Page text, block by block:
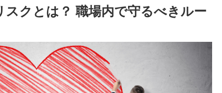
クとは？ 職場内で守るべきルー